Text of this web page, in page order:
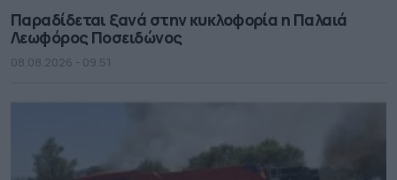
Παραδίδεται ξανά στην κυκλοφορία η Παλαιά
Λεωφόρος Ποσειδώνος
08.08.2026 - 09.51